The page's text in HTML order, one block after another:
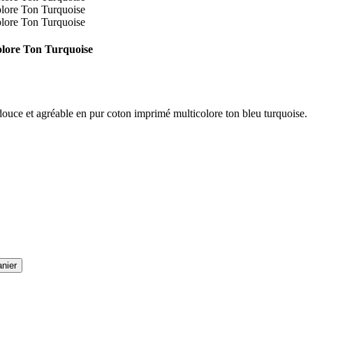
Ton Turquoise
et agréable en pur coton imprimé multicolore ton bleu turquoise.